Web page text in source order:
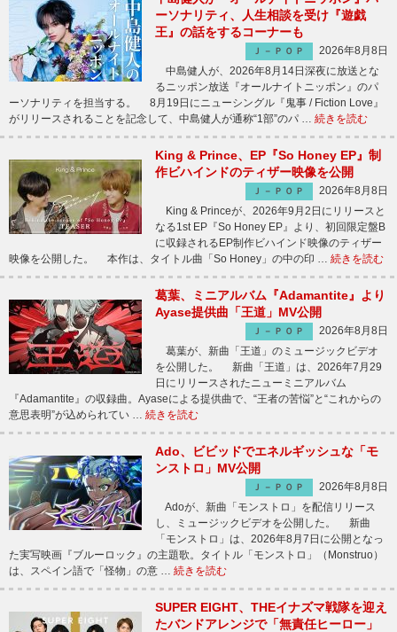
ーソナリティ、人生相談を受け『遊戯
王』の話をするコーナーも
Ｊ－ＰＯＰ
2026年8月8日
中島健人が、2026年8月14日深夜に放送とな
るニッポン放送『オールナイトニッポン』のパ
ーソナリティを担当する。 8月19日にニューシングル『鬼事 / Fiction Love』
がリリースされることを記念して、中島健人が通称“1部”のパ … 続きを読む
King & Prince、EP『So Honey EP』制
作ビハインドのティザー映像を公開
Ｊ－ＰＯＰ
2026年8月8日
King & Princeが、2026年9月2日にリリースと
なる1st EP『So Honey EP』より、初回限定盤B
に収録されるEP制作ビハインド映像のティザー
映像を公開した。 本作は、タイトル曲「So Honey」の中の印 … 続きを読む
葛葉、ミニアルバム『Adamantite』より
Ayase提供曲「王道」MV公開
Ｊ－ＰＯＰ
2026年8月8日
葛葉が、新曲「王道」のミュージックビデオ
を公開した。 新曲「王道」は、2026年7月29
日にリリースされたニューミニアルバム
『Adamantite』の収録曲。Ayaseによる提供曲で、“王者の苦悩”と“これからの
意思表明”が込められてい … 続きを読む
Ado、ビビッドでエネルギッシュな「モ
ンストロ」MV公開
Ｊ－ＰＯＰ
2026年8月8日
Adoが、新曲「モンストロ」を配信リリース
し、ミュージックビデオを公開した。 新曲
「モンストロ」は、2026年8月7日に公開となっ
た実写映画『ブルーロック』の主題歌。タイトル「モンストロ」（Monstruo）
は、スペイン語で「怪物」の意 … 続きを読む
SUPER EIGHT、THEイナズマ戦隊を迎え
たバンドアレンジで「無責任ヒーロー」